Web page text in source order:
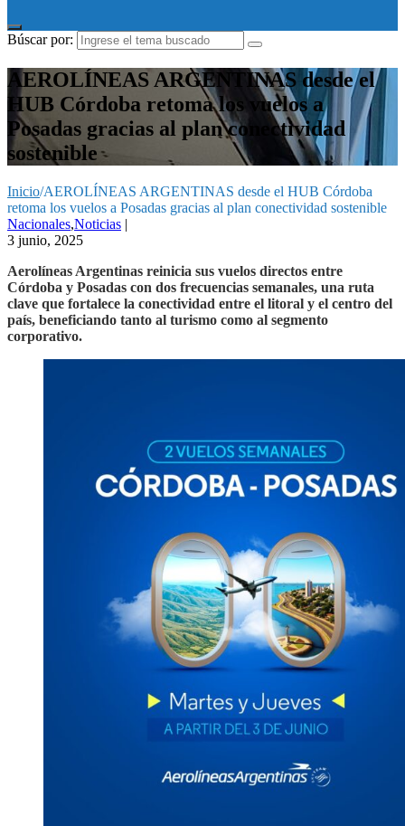
Búscar por:
AEROLÍNEAS ARGENTINAS desde el
HUB Córdoba retoma los vuelos a
Posadas gracias al plan conectividad
sostenible
Inicio/AEROLÍNEAS ARGENTINAS desde el HUB Córdoba
retoma los vuelos a Posadas gracias al plan conectividad sostenible
Nacionales,Noticias |
3 junio, 2025
Aerolíneas Argentinas reinicia sus vuelos directos entre
Córdoba y Posadas con dos frecuencias semanales, una ruta
clave que fortalece la conectividad entre el litoral y el centro del
país, beneficiando tanto al turismo como al segmento
corporativo.